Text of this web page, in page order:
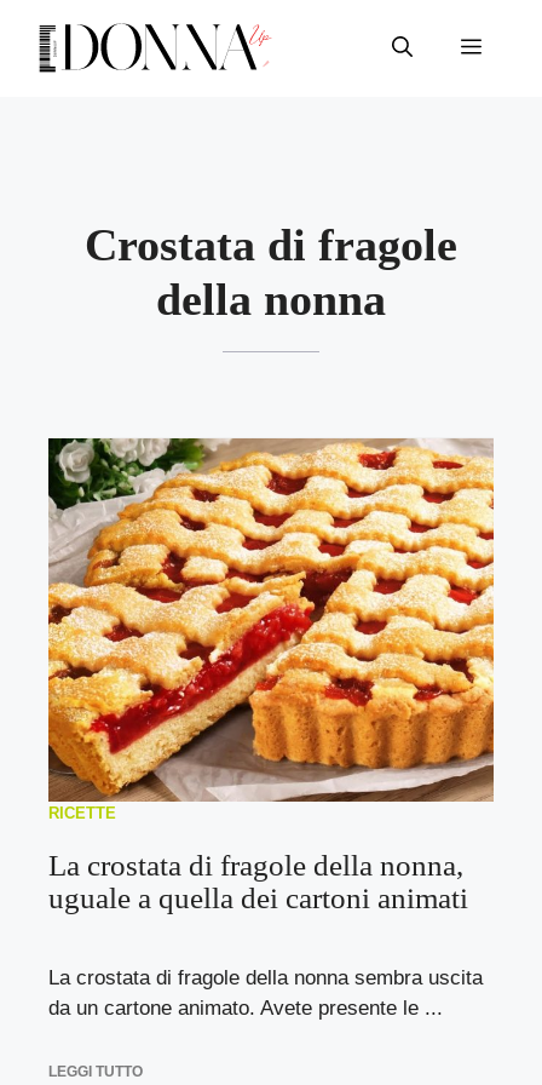
contenuto
Menu
Crostata di fragole
della nonna
RICETTE
La crostata di fragole della nonna,
uguale a quella dei cartoni animati
La crostata di fragole della nonna sembra uscita
da un cartone animato. Avete presente le ...
LEGGI TUTTO